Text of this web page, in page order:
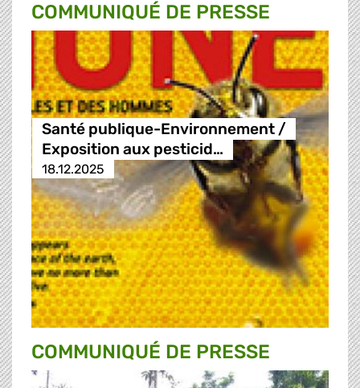
COMMUNIQUÉ DE PRESSE
Santé publique-Environnement /
Exposition aux pesticid…
18.12.2025
COMMUNIQUÉ DE PRESSE